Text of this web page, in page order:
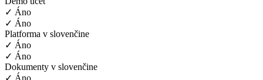
✓ Áno
✓ Áno
Platforma v slovenčine
✓ Áno
✓ Áno
Dokumenty v slovenčine
✓ Áno